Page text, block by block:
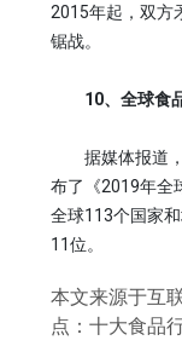
2015年起，双方
锯战。
10、全球食
据媒体报道，
布了《2019年全
全球113个国家
11位。
本文来源于互
点：十大食品